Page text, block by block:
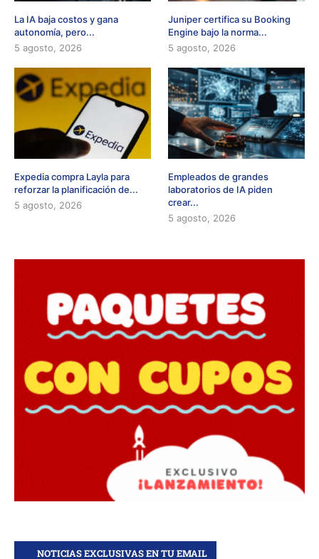
La IA baja costos y gana
autonomía, pero...
5 agosto, 2026
Juniper certifica su Booking
Engine bajo la norma...
5 agosto, 2026
Expedia compra Layla para
reforzar la planificación de...
5 agosto, 2026
Empleados de grandes
laboratorios de IA piden
crear...
5 agosto, 2026
NOTICIAS EXCLUSIVAS EN TU EMAIL